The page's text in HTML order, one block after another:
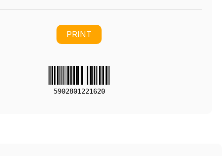
PRINT
5902801221620